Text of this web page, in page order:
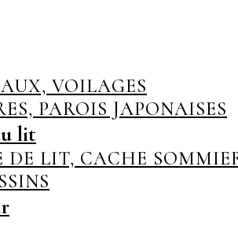
VOILAGES
PAROIS JAPONAISES
lit
DE LIT, CACHE